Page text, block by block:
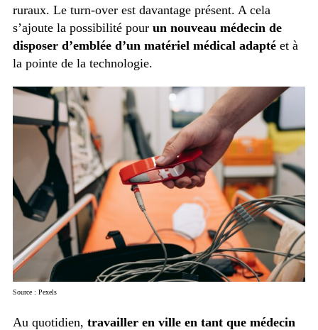
ruraux. Le turn-over est davantage présent. A cela
s’ajoute la possibilité pour un nouveau médecin de
disposer d’emblée d’un matériel médical adaptéet à
la pointe de la technologie.
Source : Pexels
Au quotidien, travailler en ville en tant que médecin